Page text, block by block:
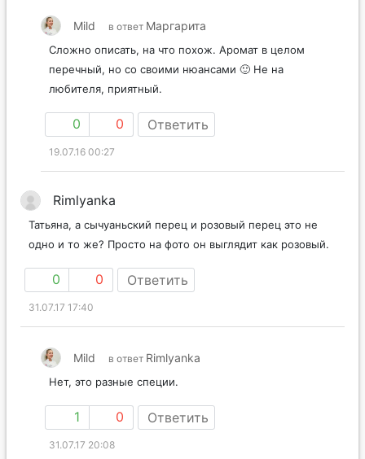
Mild в ответ Маргарита
Сложно описать, на что похож. Аромат в целом
перечный, но со своими нюансами 🙂 Не на
любителя, приятный.
0 0 Ответить
19.07.16 00:27
Rimlyanka
Татьяна, а сычуаньский перец и розовый перец это не
одно и то же? Просто на фото он выглядит как розовый.
0 0 Ответить
31.07.17 17:40
Mild в ответ Rimlyanka
Нет, это разные специи.
1 0 Ответить
31.07.17 20:08